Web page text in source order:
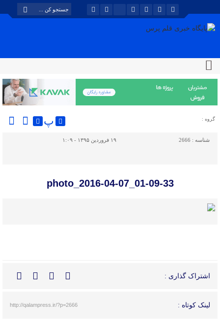
گروه : پ
شناسه : 2666 ۱۹ فروردین ۱۳۹۵ - ۱:۰۹
photo_2016-04-07_01-09-33
اشتراک گذاری :
لینک کوتاه : http://qalampress.ir/?p=2666